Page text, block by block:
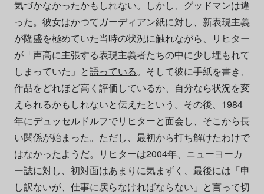
気づかなかったかもしれない。しかし、グッドマンは違
った。彼女はかつてガーディアン紙に対し、新表現主義
が隆盛を極めていた当時の状況に触れながら、リヒター
が「声高に主張する表現主義者たちの中に少し埋もれて
しまっていた」と語っている。そして彼に手紙を書き、
作品をどれほど高く評価しているか、自分なら状況を変
えられるかもしれないと伝えたという。その後、1984
年にデュッセルドルフでリヒターと面会し、そこから長
い関係が始まった。ただし、最初から打ち解けたわけで
はなかったようだ。リヒターは2004年、ニューヨーカ
ー誌に対し、初対面はあまりに気まずく、最後には「申
し訳ないが、仕事に戻らなければならない」と言って切